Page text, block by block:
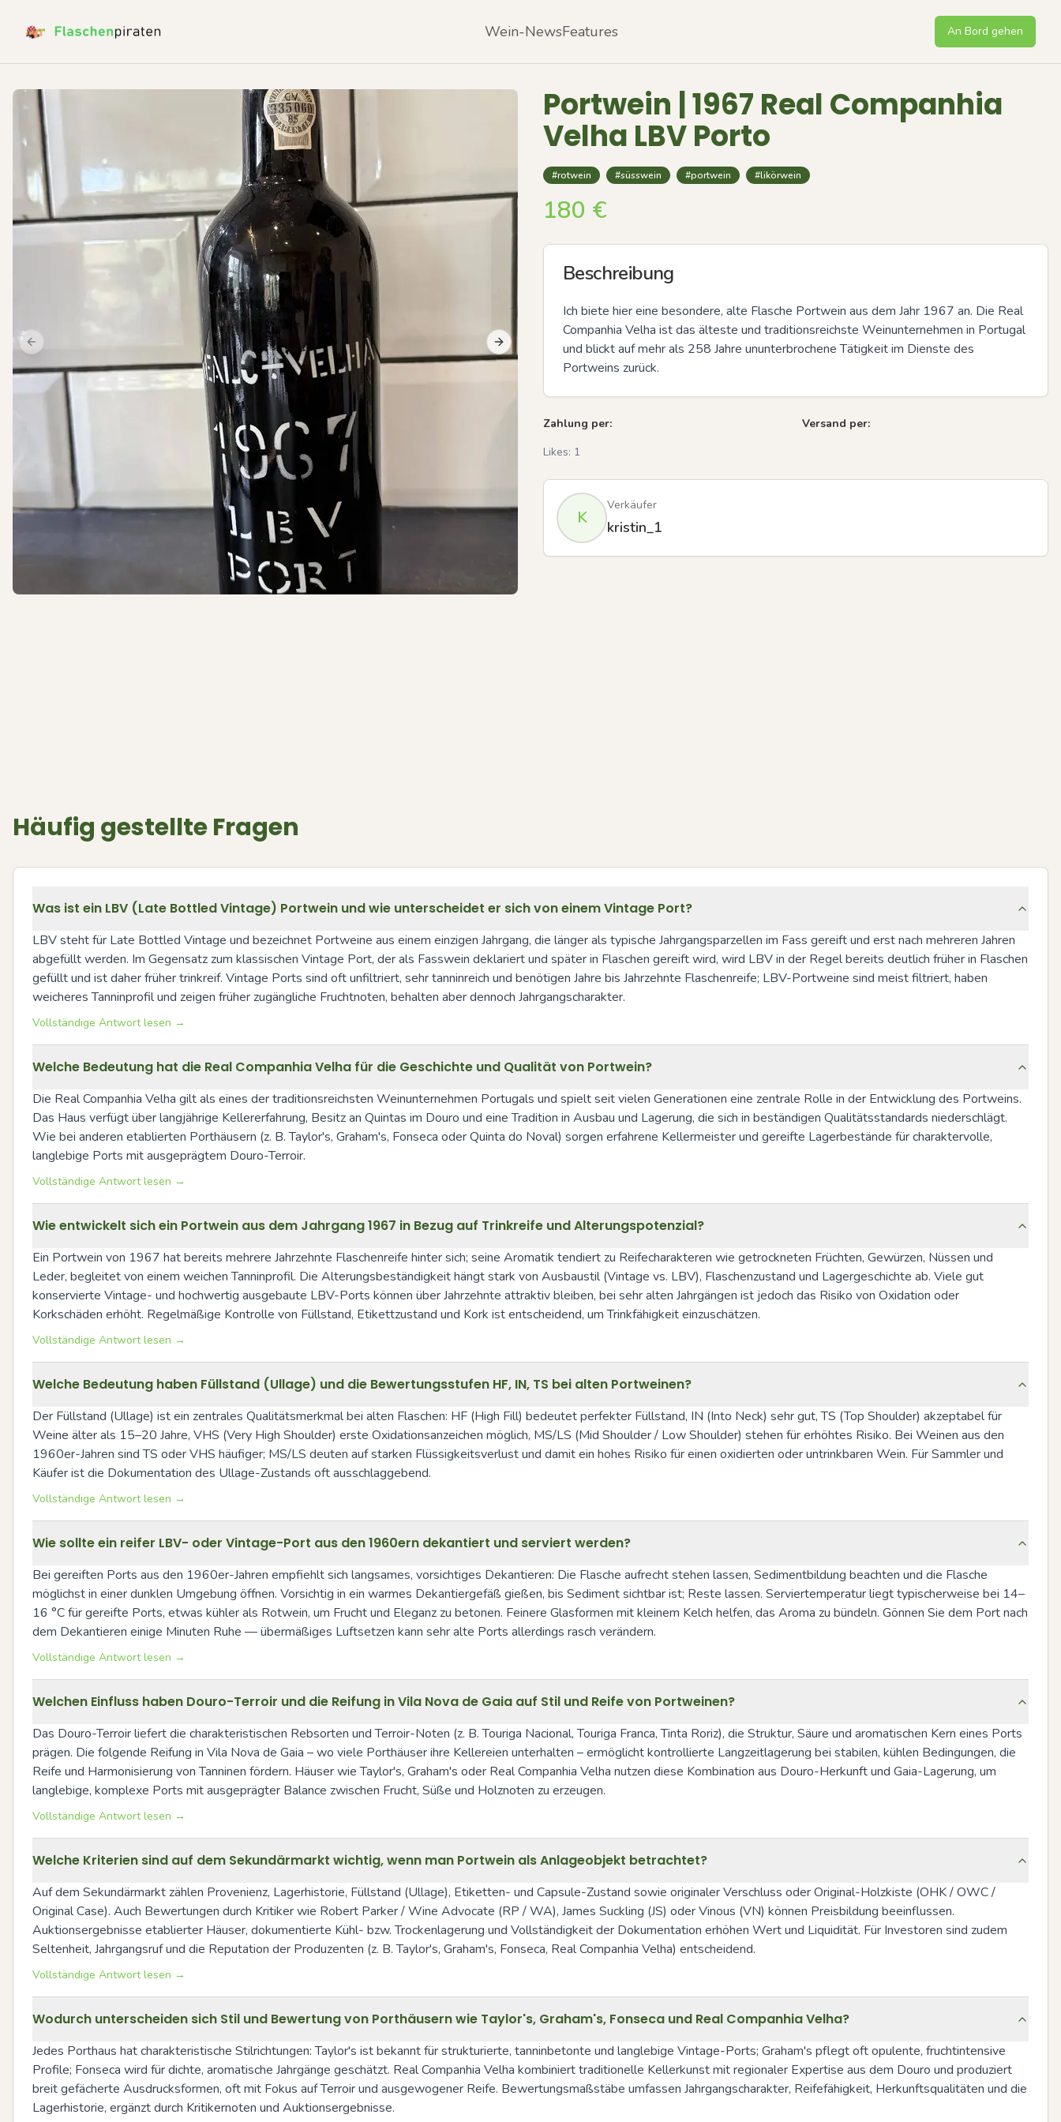
Wein-NewsFeatures An Bord gehen
Previous slide Next slide Previous slide
Portwein | 1967 Real Companhia
Velha LBV Porto
#rotwein #süsswein #portwein #likörwein
180 €
Beschreibung
Ich biete hier eine besondere, alte Flasche Portwein aus dem Jahr 1967 an. Die Real
Companhia Velha ist das älteste und traditionsreichste Weinunternehmen in Portugal
und blickt auf mehr als 258 Jahre ununterbrochene Tätigkeit im Dienste des
Portweins zurück.
Zahlung per:
Versand per:
Likes: 1
K
Verkäufer
kristin_1
Häufig gestellte Fragen
Was ist ein LBV (Late Bottled Vintage) Portwein und wie unterscheidet er sich von einem Vintage Port?
LBV steht für Late Bottled Vintage und bezeichnet Portweine aus einem einzigen Jahrgang, die länger als typische Jahrgangsparzellen im Fass gereift und erst nach mehreren Jahren
abgefüllt werden. Im Gegensatz zum klassischen Vintage Port, der als Fasswein deklariert und später in Flaschen gereift wird, wird LBV in der Regel bereits deutlich früher in Flaschen
gefüllt und ist daher früher trinkreif. Vintage Ports sind oft unfiltriert, sehr tanninreich und benötigen Jahre bis Jahrzehnte Flaschenreife; LBV-Portweine sind meist filtriert, haben
weicheres Tanninprofil und zeigen früher zugängliche Fruchtnoten, behalten aber dennoch Jahrgangscharakter.
Vollständige Antwort lesen →
Welche Bedeutung hat die Real Companhia Velha für die Geschichte und Qualität von Portwein?
Die Real Companhia Velha gilt als eines der traditionsreichsten Weinunternehmen Portugals und spielt seit vielen Generationen eine zentrale Rolle in der Entwicklung des Portweins.
Das Haus verfügt über langjährige Kellererfahrung, Besitz an Quintas im Douro und eine Tradition in Ausbau und Lagerung, die sich in beständigen Qualitätsstandards niederschlägt.
Wie bei anderen etablierten Porthäusern (z. B. Taylor's, Graham's, Fonseca oder Quinta do Noval) sorgen erfahrene Kellermeister und gereifte Lagerbestände für charaktervolle,
langlebige Ports mit ausgeprägtem Douro-Terroir.
Vollständige Antwort lesen →
Wie entwickelt sich ein Portwein aus dem Jahrgang 1967 in Bezug auf Trinkreife und Alterungspotenzial?
Ein Portwein von 1967 hat bereits mehrere Jahrzehnte Flaschenreife hinter sich; seine Aromatik tendiert zu Reifecharakteren wie getrockneten Früchten, Gewürzen, Nüssen und
Leder, begleitet von einem weichen Tanninprofil. Die Alterungsbeständigkeit hängt stark von Ausbaustil (Vintage vs. LBV), Flaschenzustand und Lagergeschichte ab. Viele gut
konservierte Vintage- und hochwertig ausgebaute LBV-Ports können über Jahrzehnte attraktiv bleiben, bei sehr alten Jahrgängen ist jedoch das Risiko von Oxidation oder
Korkschäden erhöht. Regelmäßige Kontrolle von Füllstand, Etikettzustand und Kork ist entscheidend, um Trinkfähigkeit einzuschätzen.
Vollständige Antwort lesen →
Welche Bedeutung haben Füllstand (Ullage) und die Bewertungsstufen HF, IN, TS bei alten Portweinen?
Der Füllstand (Ullage) ist ein zentrales Qualitätsmerkmal bei alten Flaschen: HF (High Fill) bedeutet perfekter Füllstand, IN (Into Neck) sehr gut, TS (Top Shoulder) akzeptabel für
Weine älter als 15–20 Jahre, VHS (Very High Shoulder) erste Oxidationsanzeichen möglich, MS/LS (Mid Shoulder / Low Shoulder) stehen für erhöhtes Risiko. Bei Weinen aus den
1960er-Jahren sind TS oder VHS häufiger; MS/LS deuten auf starken Flüssigkeitsverlust und damit ein hohes Risiko für einen oxidierten oder untrinkbaren Wein. Für Sammler und
Käufer ist die Dokumentation des Ullage-Zustands oft ausschlaggebend.
Vollständige Antwort lesen →
Wie sollte ein reifer LBV- oder Vintage-Port aus den 1960ern dekantiert und serviert werden?
Bei gereiften Ports aus den 1960er-Jahren empfiehlt sich langsames, vorsichtiges Dekantieren: Die Flasche aufrecht stehen lassen, Sedimentbildung beachten und die Flasche
möglichst in einer dunklen Umgebung öffnen. Vorsichtig in ein warmes Dekantiergefäß gießen, bis Sediment sichtbar ist; Reste lassen. Serviertemperatur liegt typischerweise bei 14–
16 °C für gereifte Ports, etwas kühler als Rotwein, um Frucht und Eleganz zu betonen. Feinere Glasformen mit kleinem Kelch helfen, das Aroma zu bündeln. Gönnen Sie dem Port nach
dem Dekantieren einige Minuten Ruhe — übermäßiges Luftsetzen kann sehr alte Ports allerdings rasch verändern.
Vollständige Antwort lesen →
Welchen Einfluss haben Douro-Terroir und die Reifung in Vila Nova de Gaia auf Stil und Reife von Portweinen?
Das Douro-Terroir liefert die charakteristischen Rebsorten und Terroir-Noten (z. B. Touriga Nacional, Touriga Franca, Tinta Roriz), die Struktur, Säure und aromatischen Kern eines Ports
prägen. Die folgende Reifung in Vila Nova de Gaia – wo viele Porthäuser ihre Kellereien unterhalten – ermöglicht kontrollierte Langzeitlagerung bei stabilen, kühlen Bedingungen, die
Reife und Harmonisierung von Tanninen fördern. Häuser wie Taylor's, Graham's oder Real Companhia Velha nutzen diese Kombination aus Douro-Herkunft und Gaia-Lagerung, um
langlebige, komplexe Ports mit ausgeprägter Balance zwischen Frucht, Süße und Holznoten zu erzeugen.
Vollständige Antwort lesen →
Welche Kriterien sind auf dem Sekundärmarkt wichtig, wenn man Portwein als Anlageobjekt betrachtet?
Auf dem Sekundärmarkt zählen Provenienz, Lagerhistorie, Füllstand (Ullage), Etiketten- und Capsule-Zustand sowie originaler Verschluss oder Original-Holzkiste (OHK / OWC /
Original Case). Auch Bewertungen durch Kritiker wie Robert Parker / Wine Advocate (RP / WA), James Suckling (JS) oder Vinous (VN) können Preisbildung beeinflussen.
Auktionsergebnisse etablierter Häuser, dokumentierte Kühl- bzw. Trockenlagerung und Vollständigkeit der Dokumentation erhöhen Wert und Liquidität. Für Investoren sind zudem
Seltenheit, Jahrgangsruf und die Reputation der Produzenten (z. B. Taylor's, Graham's, Fonseca, Real Companhia Velha) entscheidend.
Vollständige Antwort lesen →
Wodurch unterscheiden sich Stil und Bewertung von Porthäusern wie Taylor's, Graham's, Fonseca und Real Companhia Velha?
Jedes Porthaus hat charakteristische Stilrichtungen: Taylor's ist bekannt für strukturierte, tanninbetonte und langlebige Vintage-Ports; Graham's pflegt oft opulente, fruchtintensive
Profile; Fonseca wird für dichte, aromatische Jahrgänge geschätzt. Real Companhia Velha kombiniert traditionelle Kellerkunst mit regionaler Expertise aus dem Douro und produziert
breit gefächerte Ausdrucksformen, oft mit Fokus auf Terroir und ausgewogener Reife. Bewertungsmaßstäbe umfassen Jahrgangscharakter, Reifefähigkeit, Herkunftsqualitäten und die
Lagerhistorie, ergänzt durch Kritikernoten und Auktionsergebnisse.